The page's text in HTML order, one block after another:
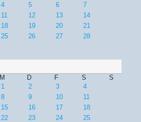
4 5 6
7
11 12 13
14
18 19 20
21
25 26 27
28
M D F S
S
1
2 3
4
8 9 10
11
15 16 17
18
22 23 24
25